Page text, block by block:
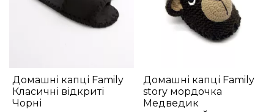
Домашні капці Family
Класичні відкриті
Чорні
Домашні капці Family
story мордочка
Медведик